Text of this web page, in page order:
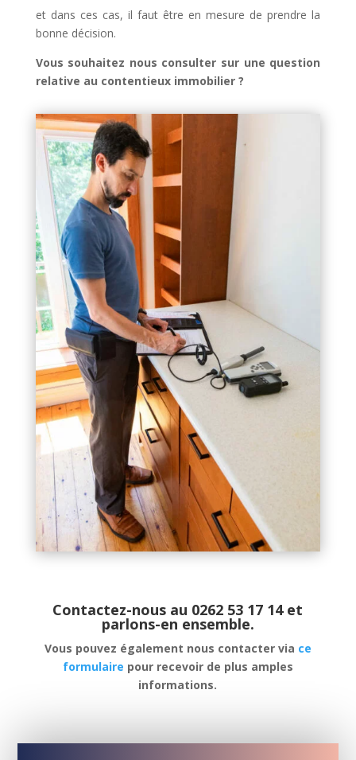
et dans ces cas, il faut être en mesure de prendre la
bonne décision.
Vous souhaitez nous consulter sur une question
relative au contentieux immobilier ?
Contactez-nous au 0262 53 17 14 et
parlons-en ensemble.
Vous pouvez également nous contacter via ce
formulaire pour recevoir de plus amples
informations.